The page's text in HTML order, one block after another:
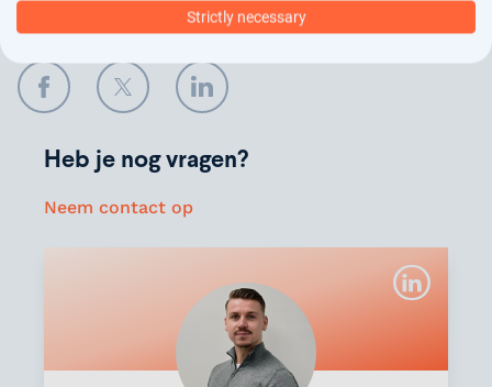
Deel onze vacature
FacebookTwitter LinkedIn
Heb je nog vragen?
Neem contact op
Strictly necessary